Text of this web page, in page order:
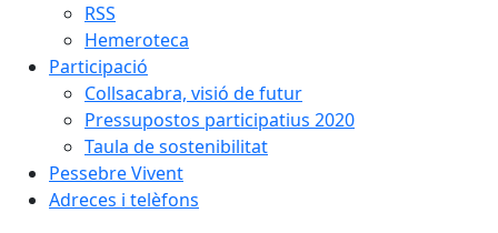
RSS
Hemeroteca
Participació
Collsacabra, visió de futur
Pressupostos participatius 2020
Taula de sostenibilitat
Pessebre Vivent
Adreces i telèfons